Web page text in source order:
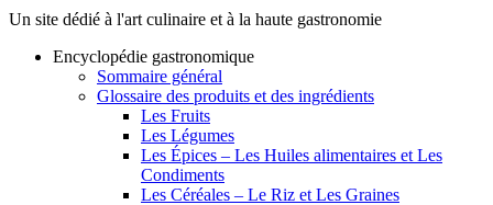
Un site dédié à l'art culinaire et à la haute gastronomie
Encyclopédie gastronomique
Sommaire général
Glossaire des produits et des ingrédients
Les Fruits
Les Légumes
Les Épices – Les Huiles alimentaires et Les
Condiments
Les Céréales – Le Riz et Les Graines